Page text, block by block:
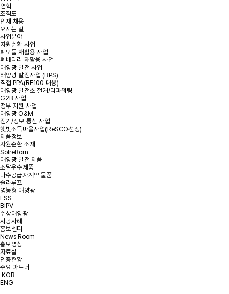
연혁
조직도
인재 채용
오시는 길
사업분야
자원순환 사업
폐모듈 재활용 사업
폐배터리 재활용 사업
태양광 발전 사업
태양광 발전사업 (RPS)
직접 PPA(RE100 대응)
태양광 발전소 철거/리파워링
G2B 사업
정부 지원 사업
태양광 O&M
전기/정보 통신 사업
햇빛소득마을사업(ReSCO선정)
제품정보
자원순환 소재
SolreBorn
태양광 발전 제품
조달우수제품
다수공급자계약 물품
솔라루프
영농형 태양광
ESS
BIPV
수상태양광
시공사례
홍보센터
News Room
홍보영상
자료실
인증현황
주요 파트너
KOR
ENG
* 용량
*연락처
*지역 또는 주소
문의내용